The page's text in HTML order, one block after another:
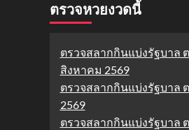
ตรวจหวยงวดนี้
ตรวจสลากกินแบ่งรัฐบาล
สิงหาคม 2569
ตรวจสลากกินแบ่งรัฐบาล
2569
ตรวจสลากกินแบ่งรัฐบาล